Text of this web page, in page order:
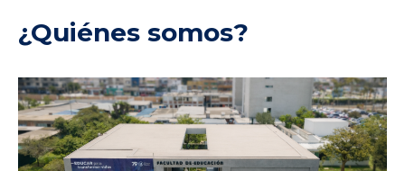
¿Quiénes somos?